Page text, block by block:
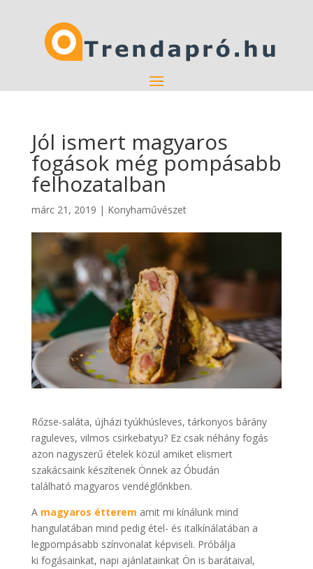
Jól ismert magyaros
fogások még pompásabb
felhozatalban
márc 21, 2019 | Konyhaművészet
Rőzse-saláta, újházi tyúkhúsleves, tárkonyos bárány
raguleves, vilmos csirkebatyu? Ez csak néhány fogás
azon nagyszerű ételek közül amiket elismert
szakácsaink készítenek Önnek az Óbudán
található magyaros vendéglőnkben.
A magyaros étterem amit mi kínálunk mind
hangulatában mind pedig étel- és italkínálatában a
legpompásabb színvonalat képviseli. Próbálja
ki fogásainkat, napi ajánlatainkat Ön is barátaival,